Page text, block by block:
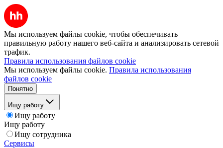
Мы используем файлы cookie, чтобы обеспечивать
правильную работу нашего веб-сайта и анализировать сетевой
трафик.
Правила использования файлов cookie
Мы используем файлы cookie. Правила использования
файлов cookie
Понятно
Ищу работу
Ищу работу
Ищу работу
Ищу сотрудника
Сервисы